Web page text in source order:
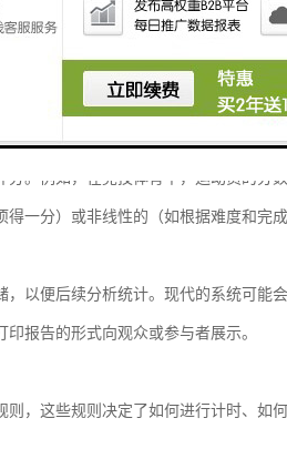
在体育比赛中，计时器可以记录运动
（如限制时间内完成某项任务）。
。例如，在竞技体育中，运动员的分
一分）或非线性的（如根据难度和完成
以便后续分析统计。现代的系统可能
报告的形式向观众或参与者展示。
，这些规则决定了如何进行计时、如